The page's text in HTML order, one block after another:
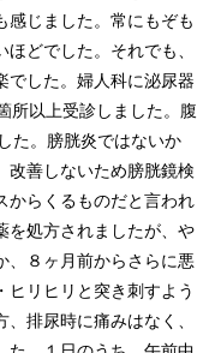
感じました。常にもぞも
どでした。それでも、
でした。婦人科に泌尿器
所以上受診しました。腹
た。膀胱炎ではないか
改善しないため膀胱鏡検
からくるものだと言われ
を処方されましたが、や
、８ヶ月前からさらに悪
ヒリヒリと突き刺すよう
排尿時に痛みはなく、